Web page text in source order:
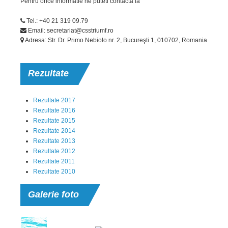
suscipit laboriosam, nisi ut aliquid ex ea commodi quaerat voluptatem.
tempor incididunt ut labore et dolore magna aliqua
Tel.: +40 21 319 09.79
Email: secretariat@csstriumf.ro
Adresa: Str. Dr. Primo Nebiolo nr. 2, Bucureşti 1, 010702, Romania
Rezultate
Rezultate 2017
Rezultate 2016
Rezultate 2015
Rezultate 2014
Rezultate 2013
Rezultate 2012
Rezultate 2011
Rezultate 2010
Galerie foto